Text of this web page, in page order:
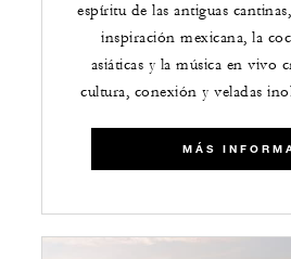
espíritu de las antiguas
inspiración mexicana, la
asiáticas y la música en vivo
cultura, conexión y veladas
MÁS